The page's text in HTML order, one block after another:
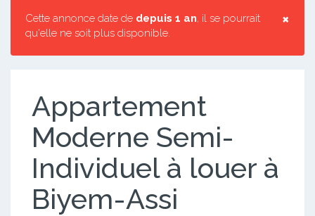
×
Cette annonce date de depuis 1 an, il se pourrait
qu'elle ne soit plus disponible.
Appartement
Moderne Semi-
Individuel à louer à
Biyem-Assi